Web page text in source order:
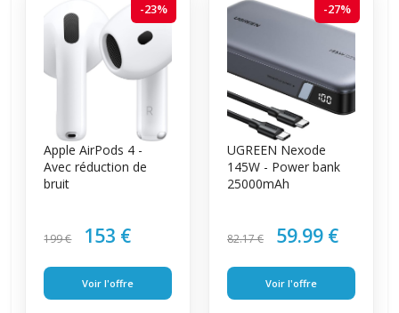
-23%
Apple AirPods 4 -
Avec réduction de
bruit
199 € 153 €
Voir l'offre
-27%
UGREEN Nexode
145W - Power bank
25000mAh
82.17 € 59.99 €
Voir l'offre